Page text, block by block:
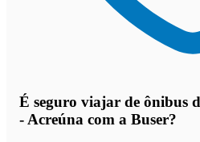
É seguro viajar de ônibus
- Acreúna com a Buser?